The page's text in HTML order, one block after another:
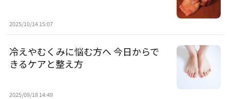
2025/10/14 15:07
冷えやむくみに悩む方へ 今日からで
きるケアと整え方
2025/09/18 14:49